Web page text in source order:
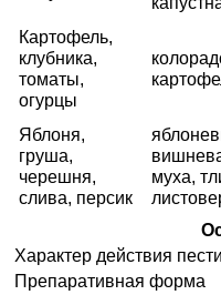
Картофель,
клубника,
томаты,
огурцы
Яблоня,
груша,
черешня,
слива, персик
муха,
Характер действия
Препаративная форма
Семена газонной травы
Семена тыквы,
Семена укропа
Семена цветов
Средства защиты от
Средства защиты от
Препараты для
дачных туалетов,
Хозяйственные товары